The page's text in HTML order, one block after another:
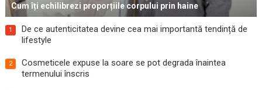
Cum îți echilibrezi proporțiile corpului prin haine
1
De ce autenticitatea devine cea mai importantă tendință de
lifestyle
2
Cosmeticele expuse la soare se pot degrada înaintea
termenului înscris